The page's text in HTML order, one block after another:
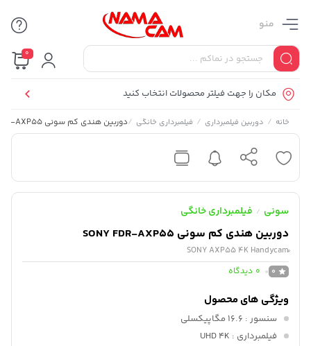
منو
0
مکان را جهت فیلتر محصولات انتخاب کنید
خانه / دوربین فیلمبرداری / فیلمبرداری خانگی /دوربین هندی کم سونی SONY FDR-AXP55
سونی / فیلمبرداری خانگی
دوربین هندی کم سونی SONY FDR-AXP55
ُSONY AXP55 4K Handycam
0
0 دیدگاه
ویژگی های محصول
سنسور : 16.6 مگاپیکسلی
فیلمبرداری : UHD 4K